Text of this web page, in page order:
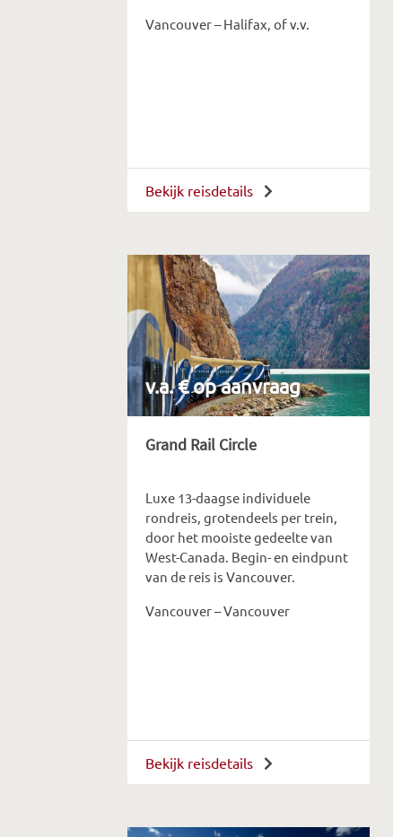
Vancouver – Halifax, of v.v.
Bekijk reisdetails
v.a. € op aanvraag
Grand Rail Circle
Luxe 13-daagse individuele
rondreis, grotendeels per trein,
door het mooiste gedeelte van
West-Canada. Begin- en eindpunt
van de reis is Vancouver.
Vancouver – Vancouver
Bekijk reisdetails